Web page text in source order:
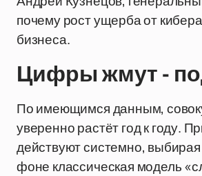
почему рост ущерба от
бизнеса.
Цифры жмут -
По имеющимся данным,
уверенно растёт год к году.
действуют системно,
фоне классическая модель